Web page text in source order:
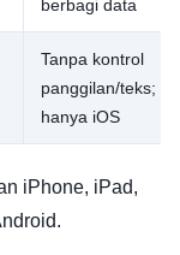
berbagi data
Tanpa kontrol
panggilan/teks;
hanya iOS
iPhone, iPad,